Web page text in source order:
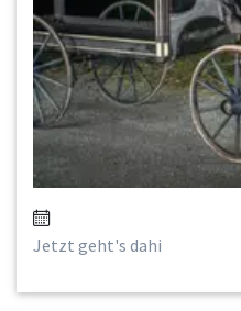
Jetzt geht's dahi